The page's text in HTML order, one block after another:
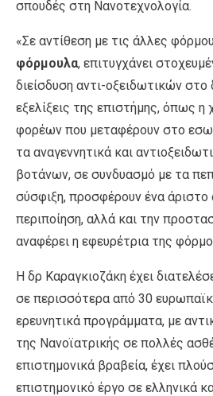
σπουδές στη Νανοτεχνολογία.
«Σε αντίθεση με τις άλλες
φόρμουλα, επιτυγχάνει
διείσδυση αντι-οξειδωτικών στο
εξελίξεις της επιστήμης, όπως η
φορέων που μεταφέρουν στο
τα αναγεννητικά και
βοτάνων, σε συνδυασμό με τα
σύσφιξη, προσφέρουν ένα άριστο
περιποίηση, αλλά και την
αναφέρει η εφευρέτρια της
Η δρ Καραγκιοζάκη έχει
σε περισσότερα από 30
ερευνητικά προγράμματα, με
της Νανοϊατρικής σε πολλές
επιστημονικά βραβεία, έχει
επιστημονικό έργο σε ελληνικά